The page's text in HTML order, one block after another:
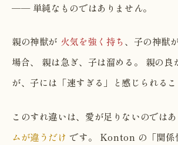
── 単純なものではありません。
親の神獣が 火気を強く持ち 、子の神獣
場合、 親は急ぎ、子は溜める。 親の良
が、子には「速すぎる」と感じられるこ
このすれ違いは、愛が足りないのではあ
ムが違うだけ です。 Konton の「関係